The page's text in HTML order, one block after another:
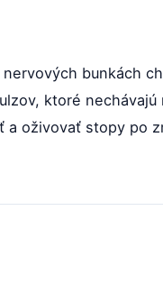
bunkách
ktoré
a oživovať stopy po